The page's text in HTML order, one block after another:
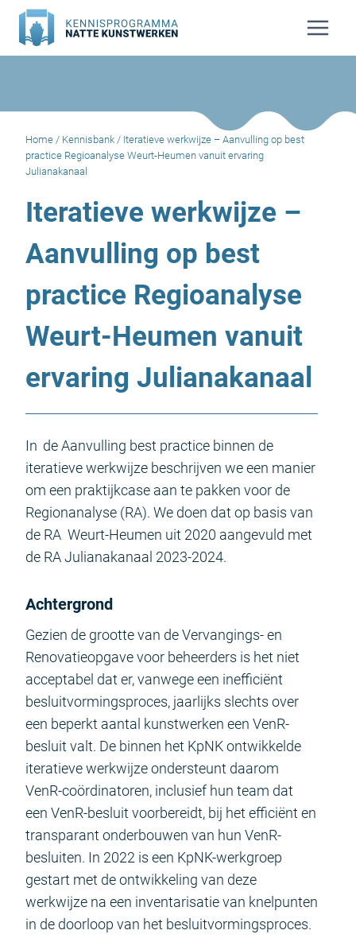
Doorgaan
naar
inhoud
Home / Kennisbank / Iteratieve werkwijze – Aanvulling op best
practice Regioanalyse Weurt-Heumen vanuit ervaring
Julianakanaal
Iteratieve werkwijze –
Aanvulling op best
practice Regioanalyse
Weurt-Heumen vanuit
ervaring Julianakanaal
In de Aanvulling best practice binnen de
iteratieve werkwijze beschrijven we een manier
om een praktijkcase aan te pakken voor de
Regionanalyse (RA). We doen dat op basis van
de RA Weurt-Heumen uit 2020 aangevuld met
de RA Julianakanaal 2023-2024.
Achtergrond
Gezien de grootte van de Vervangings- en
Renovatieopgave voor beheerders is het niet
acceptabel dat er, vanwege een inefficiënt
besluitvormingsproces, jaarlijks slechts over
een beperkt aantal kunstwerken een VenR-
besluit valt. De binnen het KpNK ontwikkelde
iteratieve werkwijze ondersteunt daarom
VenR-coördinatoren, inclusief hun team dat
een VenR-besluit voorbereidt, bij het efficiënt en
transparant onderbouwen van hun VenR-
besluiten. In 2022 is een KpNK-werkgroep
gestart met de ontwikkeling van deze
werkwijze na een inventarisatie van knelpunten
in de doorloop van het besluitvormingsproces.